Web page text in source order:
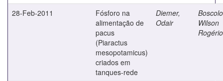
28-Feb-2011
Fósforo na
alimentação de
pacus
(Piaractus
mesopotamicus)
criados em
tanques-rede
Diemer,
Odair
Wilson
Rogério